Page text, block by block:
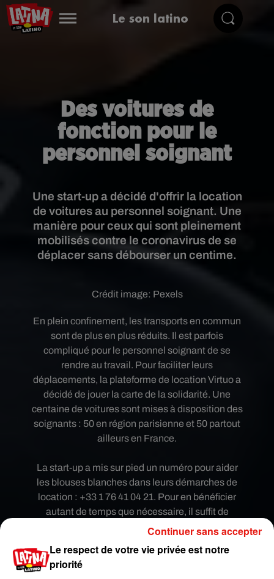
Le son latino
Des voitures de
fonction pour le
personnel soignant
Une start-up a décidé d'offrir la location
de voitures au personnel soignant. Une
manière pour ceux qui sont pleinement
mobilisés contre le coronavirus de se
déplacer sans débourser un centime.
Crédit image: Pexels
En plein confinement, les transports en commun
sont de plus en plus réduits. Il est parfois
compliqué pour le personnel soignant de se
rendre au travail. Pour faciliter leurs
déplacements, la plateforme de location Virtuo a
décidé de jouer la carte de la solidarité. Une
centaine de voitures sont mises à disposition des
soignants : 50 en région parisienne et 50 partout
ailleurs en France.
La start-up a mis sur pied un numéro pour aider
les blouses blanches dans leurs démarches de
location : +33 1 76 41 04 21. Pour en bénéficier
autant de temps que nécessaire, il suffit de
télécharger l’application Virtuo. Toute la location
rendre) le véhicule sans aucun contact physique.
DansLe Parisien
Le respect de votre vie privée est notre
priorité
Continuer sans accepter